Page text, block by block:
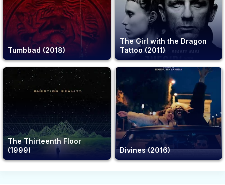
Tumbbad (2018)
The Girl with the Dragon
Tattoo (2011)
The Thirteenth Floor
(1999)
Divines (2016)